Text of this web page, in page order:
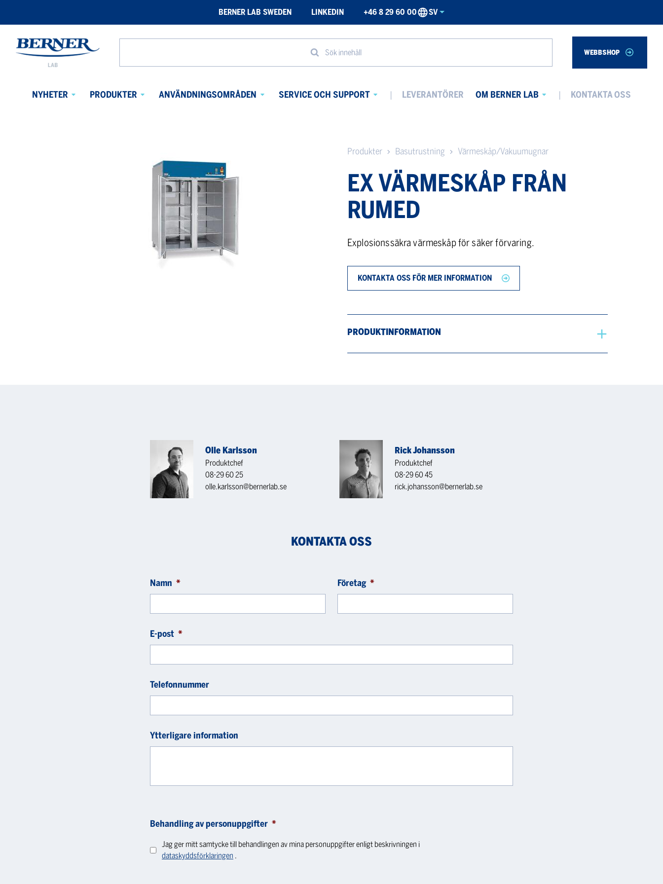
BERNER LAB SWEDEN LINKEDIN +46 8 29 60 00 SV
Berner
Lab
from
Sök innehåll WEBBSHOP
NYHETER
PRODUKTER
ANVÄNDNINGSOMRÅDEN
SERVICE OCH SUPPORT
LEVERANTÖRER
OM BERNER LAB
KONTAKTA OSS
Produkter Basutrustning Värmeskåp/Vakuumugnar
EX VÄRMESKÅP FRÅN
RUMED
Explosionssäkra värmeskåp för säker förvaring.
KONTAKTA OSS FÖR MER INFORMATION
PRODUKTINFORMATION
Olle Karlsson
Produktchef
08-29 60 25
olle.karlsson@bernerlab.se
Rick Johansson
Produktchef
08-29 60 45
rick.johansson@bernerlab.se
KONTAKTA OSS
Namn * Företag *
E-post *
Telefonnummer
Ytterligare information
Behandling av personuppgifter *
Jag ger mitt samtycke till behandlingen av mina personuppgifter enligt beskrivningen i
dataskyddsförklaringen .